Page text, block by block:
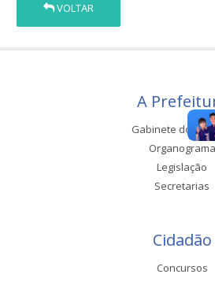
VOLTAR
A
Gabinete do
Organograma
Legislação
Secretarias
Cidadão
Concursos